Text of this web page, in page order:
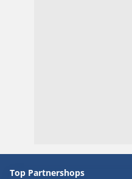
Top Partnershops